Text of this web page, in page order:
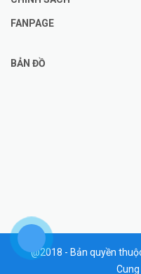
FANPAGE
BẢN ĐỒ
@2018 - Bản quyền